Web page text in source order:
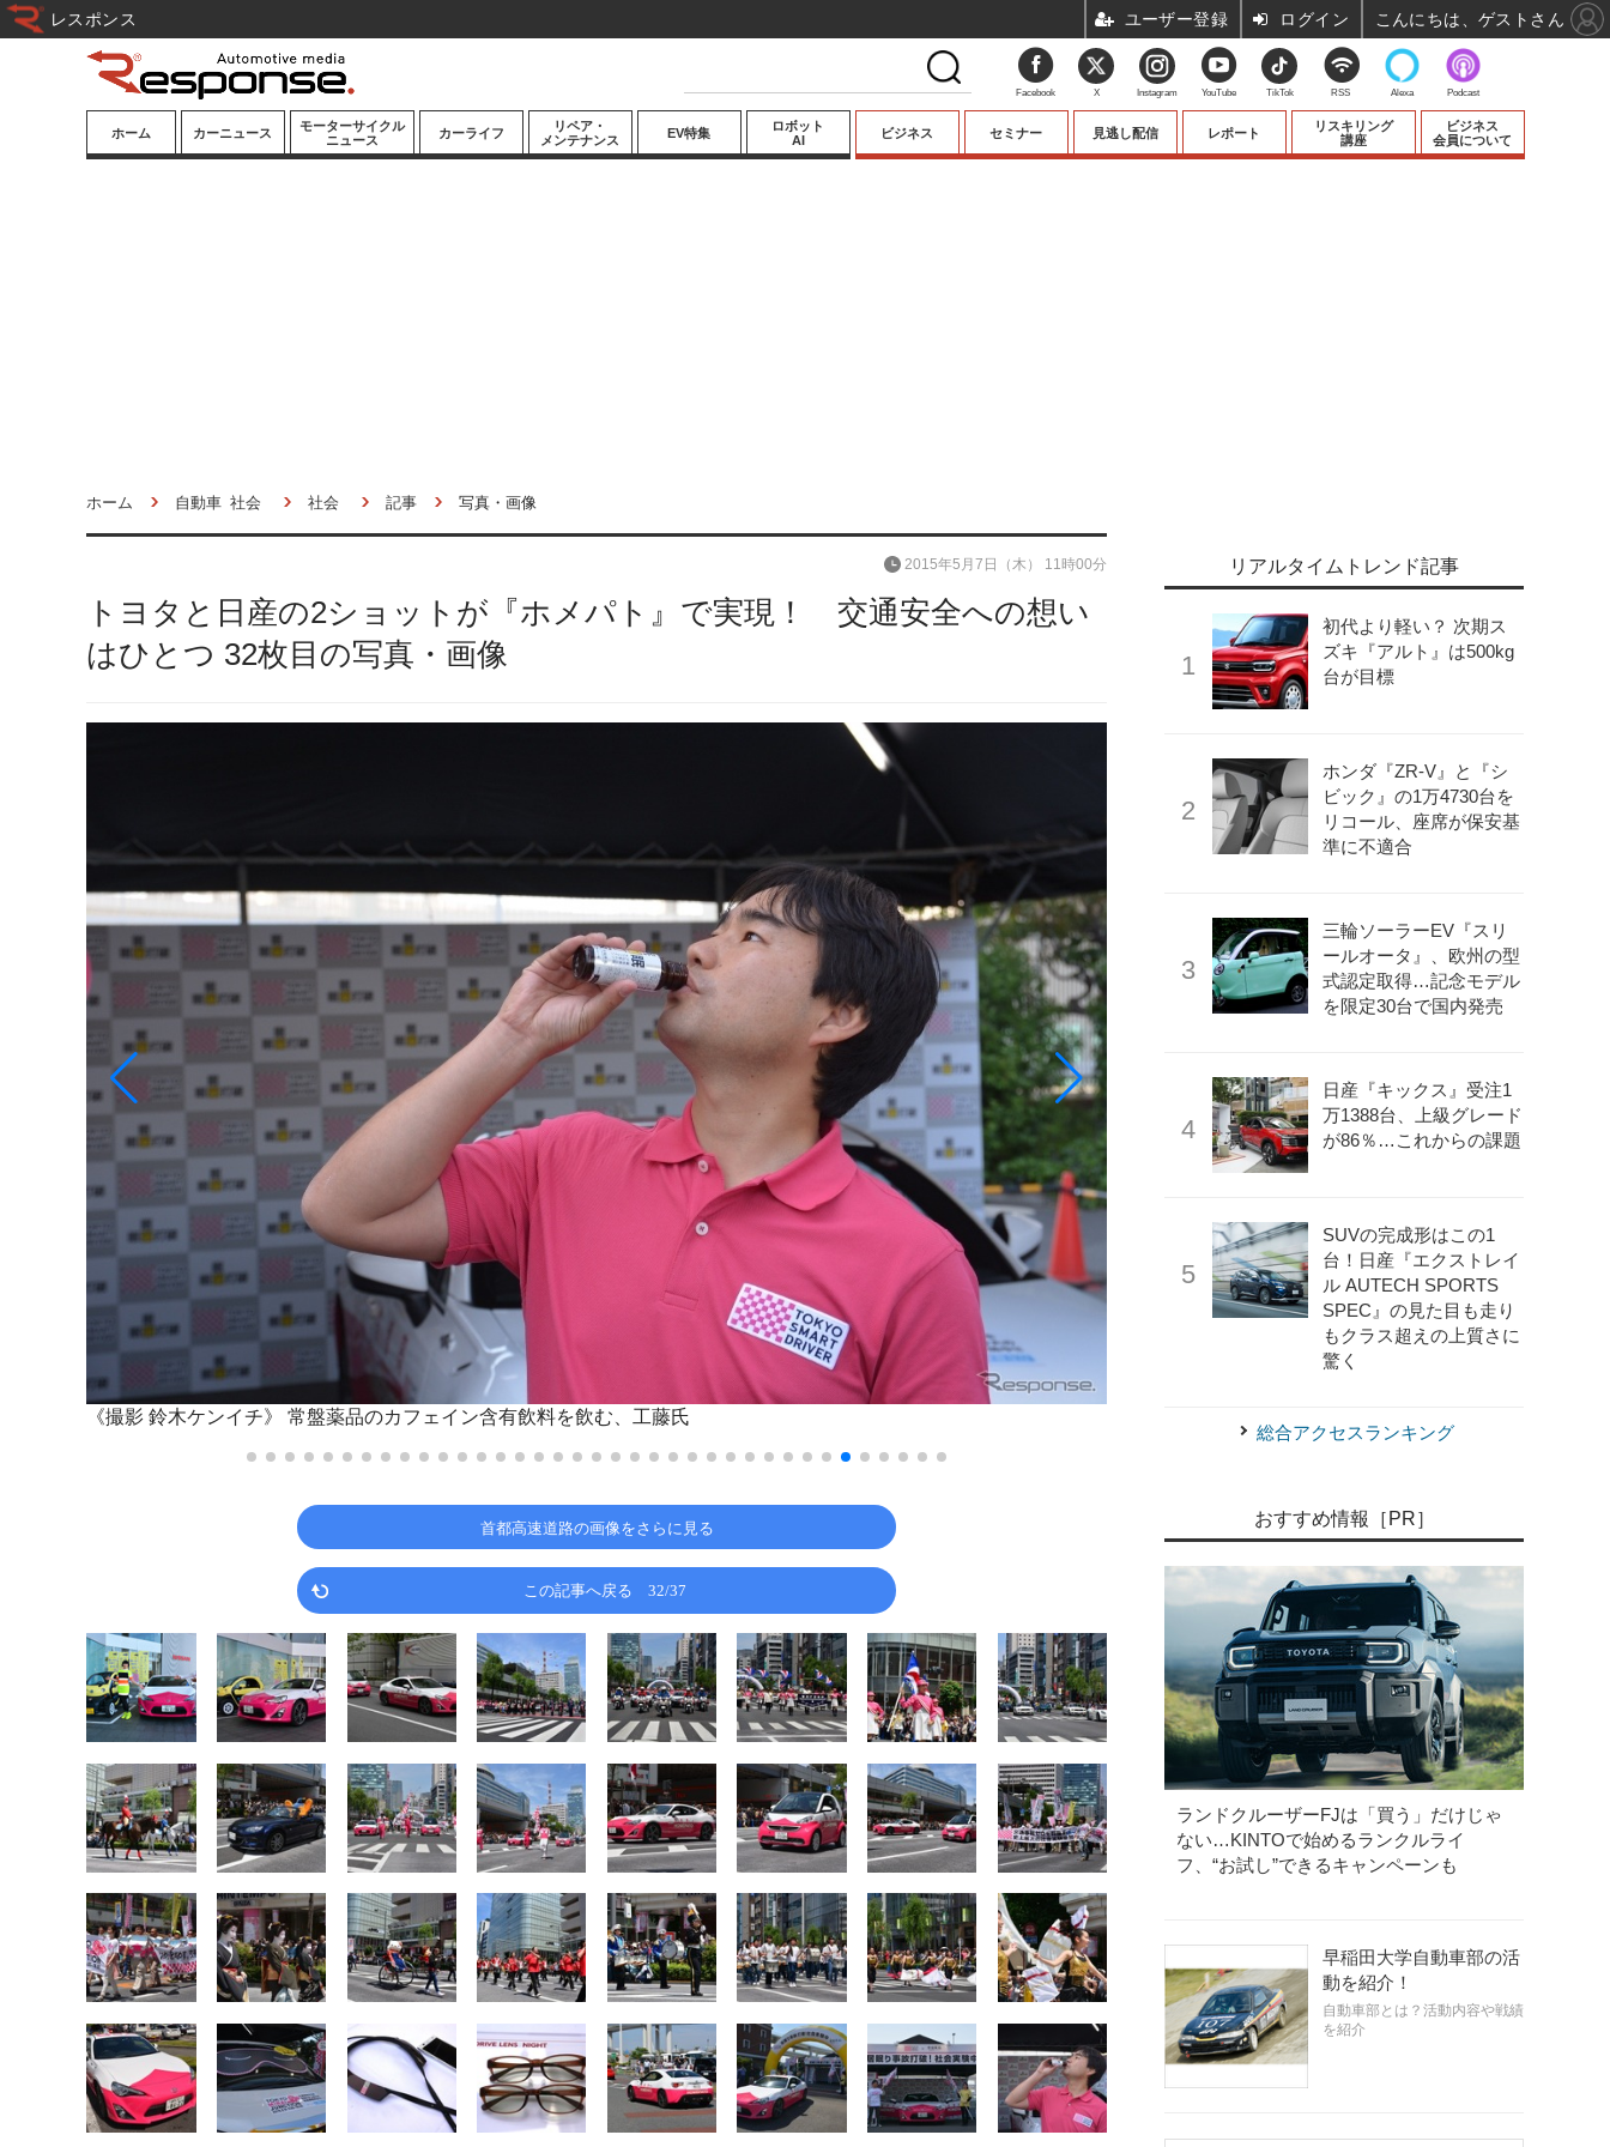
ホーム カーニュース
モーターサイクル
ニュース
カーライフ
リペア・
メンテナンス
EV特集
ロボット
AI
ビジネス セミナー 見逃し配信 レポート
リスキリング
講座
ビジネス
会員について
ホーム 自動車 社会 社会 記事 写真・画像
トヨタと日産の2ショットが『ホメパト』で実現！ 交通安全への想い
はひとつ 32枚目の写真・画像
2015年5月7日（木） 11時00分
《撮影 鈴木ケンイチ》 常盤薬品のカフェイン含有飲料を飲む、工藤氏
首都高速道路の画像をさらに見る
この記事へ戻る 32/37
リアルタイムトレンド記事
初代より軽い？ 次期ス
ズキ『アルト』は500kg
台が目標
ホンダ『ZR-V』と『シ
ビック』の1万4730台を
リコール、座席が保安基
準に不適合
三輪ソーラーEV『スリ
ールオータ』、欧州の型
式認定取得…記念モデル
を限定30台で国内発売
日産『キックス』受注1
万1388台、上級グレード
が86％…これからの課題
SUVの完成形はこの1
台！日産『エクストレイ
ル AUTECH SPORTS
SPEC』の見た目も走り
もクラス超えの上質さに
驚く
総合アクセスランキング
おすすめ情報［PR］
ランドクルーザーFJは「買う」だけじゃ
ない…KINTOで始めるランクルライ
フ、“お試し”できるキャンペーンも
早稲田大学自動車部の活
動を紹介！
自動車部とは？活動内容や戦績
を紹介
Facebook X Instagram YouTube TikTok RSS Alexa Podcast
レスポンス ユーザー登録 ログイン こんにちは、ゲストさん